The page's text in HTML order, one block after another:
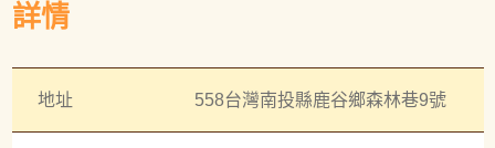
詳情
地址 558台灣南投縣鹿谷鄉森林巷9號